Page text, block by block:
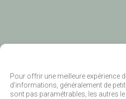
Pour offrir une meilleure expérience
d'informations, généralement de
sont pas paramétrables, les autres